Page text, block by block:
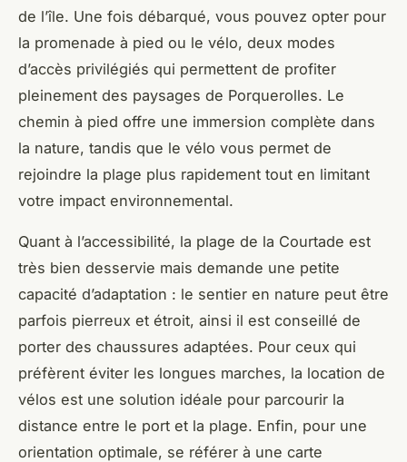
de l’île. Une fois débarqué, vous pouvez opter pour
la promenade à pied ou le vélo, deux modes
d’accès privilégiés qui permettent de profiter
pleinement des paysages de Porquerolles. Le
chemin à pied offre une immersion complète dans
la nature, tandis que le vélo vous permet de
rejoindre la plage plus rapidement tout en limitant
votre impact environnemental.
Quant à l’accessibilité, la plage de la Courtade est
très bien desservie mais demande une petite
capacité d’adaptation : le sentier en nature peut être
parfois pierreux et étroit, ainsi il est conseillé de
porter des chaussures adaptées. Pour ceux qui
préfèrent éviter les longues marches, la location de
vélos est une solution idéale pour parcourir la
distance entre le port et la plage. Enfin, pour une
orientation optimale, se référer à une carte